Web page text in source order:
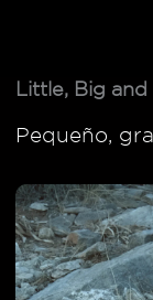
Little, Big and
Pequeño,